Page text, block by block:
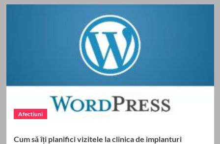
Afectiuni
Cum să îți planifici vizitele la clinica de implanturi